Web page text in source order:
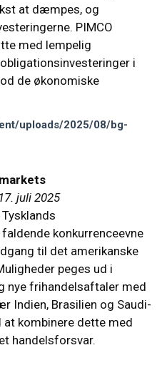
at dæmpes, og
PIMCO
med lempelig
i
de økonomiske
uploads/2025/08/bg-
juli 2025
konkurrenceevne
til det amerikanske
peges ud i
nye frihandelsaftaler med
Indien, Brasilien og Saudi-
at kombinere dette med
handelsforsvar.